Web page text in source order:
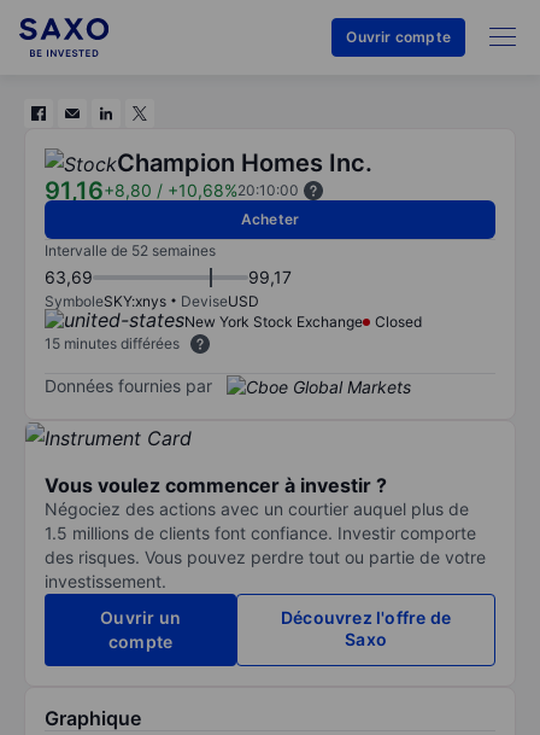
Ouvrir compte
Champion Homes Inc.
91,16+8,80 / +10,68%20:10:00
Acheter
Intervalle de 52 semaines
63,69 99,17
SymboleSKY:xnys DeviseUSD
New York Stock Exchange
Closed
15 minutes différées
Données fournies par
Vous voulez commencer à investir ?
Négociez des actions avec un courtier auquel plus de
1.5 millions de clients font confiance. Investir comporte
des risques. Vous pouvez perdre tout ou partie de votre
investissement.
Ouvrir un
compte
Découvrez l'offre de
Saxo
Graphique